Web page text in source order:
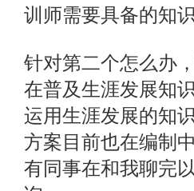
训师需要具备的知
针对第二个怎么办
在普及生涯发展知
运用生涯发展的知
方案目前也在编制
有同事在和我聊完